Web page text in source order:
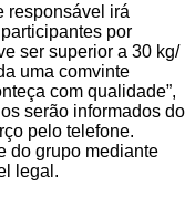
responsável irá
por
ser superior a 30 kg/
uma comvinte
com qualidade”,
serão informados do
pelo telefone.
do grupo mediante
legal.